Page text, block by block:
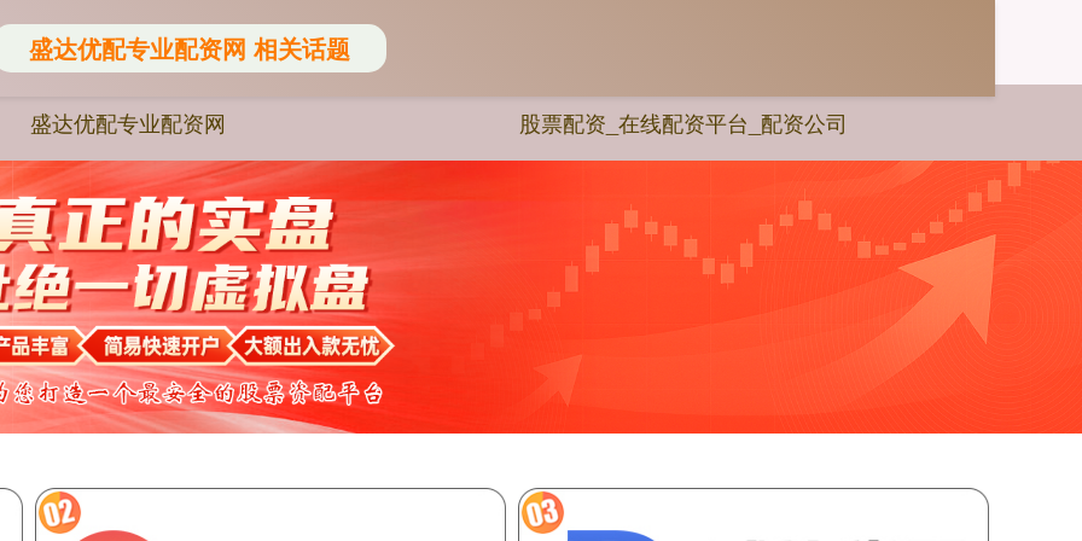
盛达优配专业配资网 股票配资_在线配资平台_配资公司
盛达优配专业配资网 相关话题